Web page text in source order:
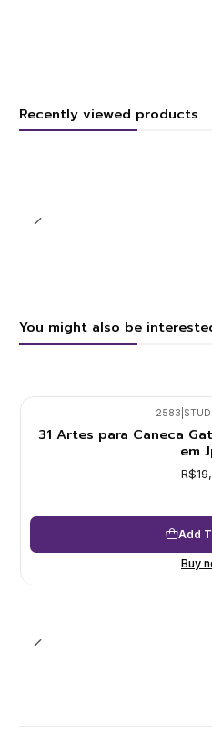
Recently viewed products
You might also be
2583
31 Artes para Caneca
em
Add
Buy